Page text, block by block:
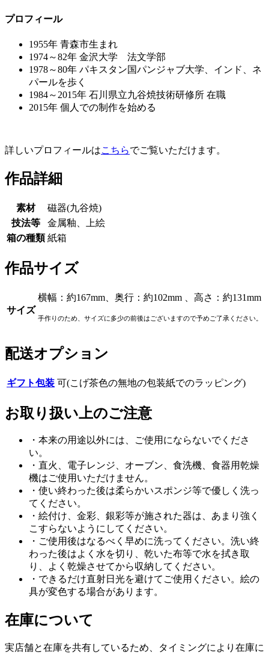
プロフィール
1955年 青森市生まれ
1974～82年 金沢大学 法文学部
1978～80年 パキスタン国パンジャブ大学、インド、ネ
パールを歩く
1984～2015年 石川県立九谷焼技術研修所 在職
2015年 個人での制作を始める
詳しいプロフィールはこちらでご覧いただけます。
作品詳細
素材
磁器(九谷焼)
技法等
金属釉、上絵
箱の種類 紙箱
作品サイズ
サイズ
横幅：約167mm、奥行：約102mm 、高さ：約131mm
手作りのため、サイズに多少の前後はございますので予めご了承ください。
配送オプション
ギフト包装 可(こげ茶色の無地の包装紙でのラッピング)
お取り扱い上のご注意
・本来の用途以外には、ご使用にならないでくださ
い。
・直火、電子レンジ、オーブン、食洗機、食器用乾燥
機はご使用いただけません。
・使い終わった後は柔らかいスポンジ等で優しく洗っ
てください。
・絵付け、金彩、銀彩等が施された器は、あまり強く
こすらないようにしてください。
・ご使用後はなるべく早めに洗ってください。洗い終
わった後はよく水を切り、乾いた布等で水を拭き取
り、よく乾燥させてから収納してください。
・できるだけ直射日光を避けてご使用ください。絵の
具が変色する場合があります。
在庫について
実店舗と在庫を共有しているため、タイミングにより在庫に